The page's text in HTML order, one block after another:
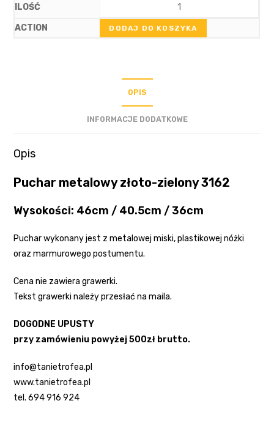
DODAJ DO KOSZYKA
OPIS
INFORMACJE DODATKOWE
Opis
Puchar metalowy złoto-zielony 3162
Wysokości: 46cm / 40.5cm / 36cm
Puchar wykonany jest z metalowej miski, plastikowej nóżki
oraz marmurowego postumentu.
Cena nie zawiera grawerki.
Tekst grawerki należy przesłać na maila.
DOGODNE UPUSTY
przy zamówieniu powyżej 500zł brutto.
info@tanietrofea.pl
www.tanietrofea.pl
tel. 694 916 924